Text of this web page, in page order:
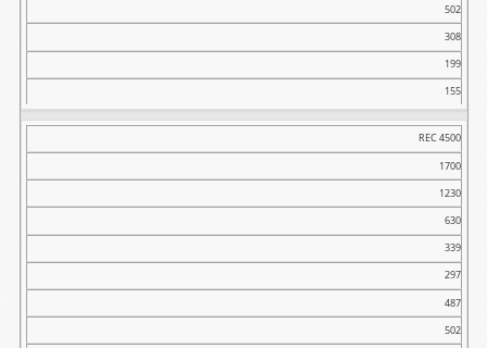
502
308
199
155
REC 4500
1700
1230
630
339
297
487
502